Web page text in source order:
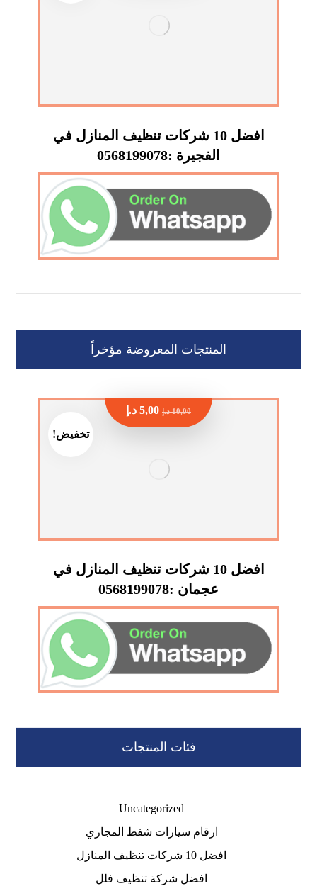
افضل 10 شركات تنظيف المنازل في
الفجيرة :0568199078
المنتجات المعروضة مؤخراً
تخفيض!
افضل 10 شركات تنظيف المنازل في
عجمان :0568199078
10,00 د.إ 5,00 د.إ
فئات المنتجات
Uncategorized
ارقام سيارات شفط المجاري
افضل 10 شركات تنظيف المنازل
افضل شركة تنظيف فلل